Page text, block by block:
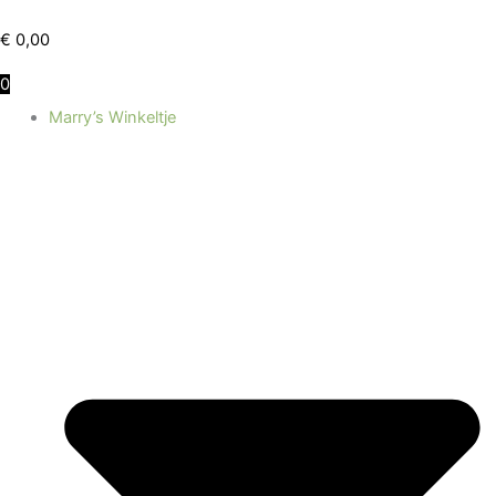
naar
inhoud
€ 0,00
0
Marry’s Winkeltje
tinctuur
aantal